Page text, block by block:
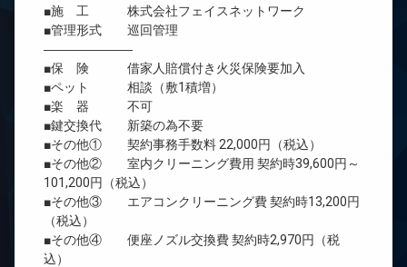
■施 工 株式会社フェイスネットワーク
■管理形式 巡回管理
―――――――
■保 険 借家人賠償付き火災保険要加入
■ペット 相談（敷1積増）
■楽 器 不可
■鍵交換代 新築の為不要
■その他① 契約事務手数料 22,000円（税込）
■その他② 室内クリーニング費用 契約時39,600円～
101,200円（税込）
■その他③ エアコンクリーニング費 契約時13,200円
（税込）
■その他④ 便座ノズル交換費 契約時2,970円（税
込）